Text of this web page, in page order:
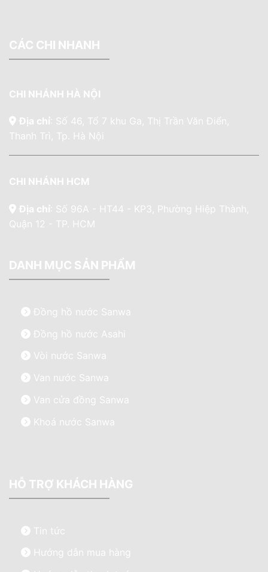
CÁC CHI NHANH
CHI NHÁNH HÀ NỘI
Địa chỉ: Số 46, Tổ 7 khu Ga, Thị Trần Văn Điển,
Thanh Trì, Tp. Hà Nội
CHI NHÁNH HCM
Địa chỉ: Số 96A - HT44 - KP3, Phường Hiệp Thành,
Quận 12 - TP. HCM
DANH MỤC SẢN PHẨM
Đồng hồ nước Sanwa
Đồng hồ nước Asahi
Vòi nước Sanwa
Van nước Sanwa
Van cửa đồng Sanwa
Khoá nước Sanwa
HỖ TRỢ KHÁCH HÀNG
Tin tức
Hướng dẫn mua hàng